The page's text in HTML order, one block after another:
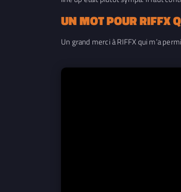
UN MOT POUR RIFFX
Un grand merci à RIFFX qui m’a